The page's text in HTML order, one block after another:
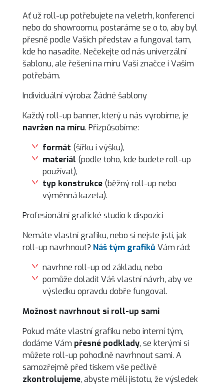
Ať už roll-up potřebujete na veletrh, konferenci
nebo do showroomu, postaráme se o to, aby byl
přesně podle Vašich představ a fungoval tam,
kde ho nasadíte. Nečekejte od nás univerzální
šablonu, ale řešení na míru Vaší značce i Vašim
potřebám.
Individuální výroba: Žádné šablony
Každý roll-up banner, který u nás vyrobíme, je
navržen na míru. Přizpůsobíme:
formát (šířku i výšku),
materiál (podle toho, kde budete roll-up
používat),
typ konstrukce (běžný roll-up nebo
výměnná kazeta).
Profesionální grafické studio k dispozici
Nemáte vlastní grafiku, nebo si nejste jistí, jak
roll-up navrhnout? Náš tým grafiků Vám rád:
navrhne roll-up od základu, nebo
pomůže doladit Váš vlastní návrh, aby ve
výsledku opravdu dobře fungoval.
Možnost navrhnout si roll-up sami
Pokud máte vlastní grafiku nebo interní tým,
dodáme Vám přesné podklady, se kterými si
můžete roll-up pohodlně navrhnout sami. A
samozřejmě před tiskem vše pečlivě
zkontrolujeme, abyste měli jistotu, že výsledek